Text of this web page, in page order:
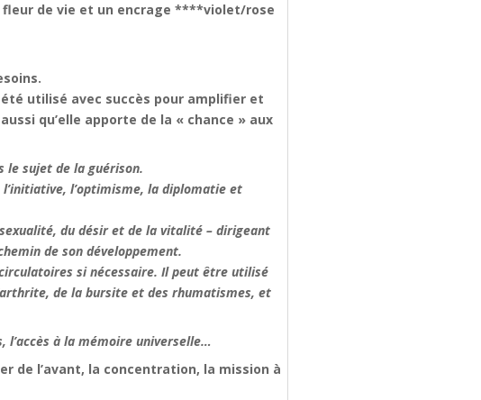
fleur de vie et un encrage ****violet/rose
utilisé avec succès pour amplifier et
qu’elle apporte de la « chance » aux
le sujet de la guérison.
l’optimisme, la diplomatie et
du désir et de la vitalité – dirigeant
de son développement.
si nécessaire. Il peut être utilisé
de la bursite et des rhumatismes, et
l’accès à la mémoire universelle…
de l’avant, la concentration, la mission à